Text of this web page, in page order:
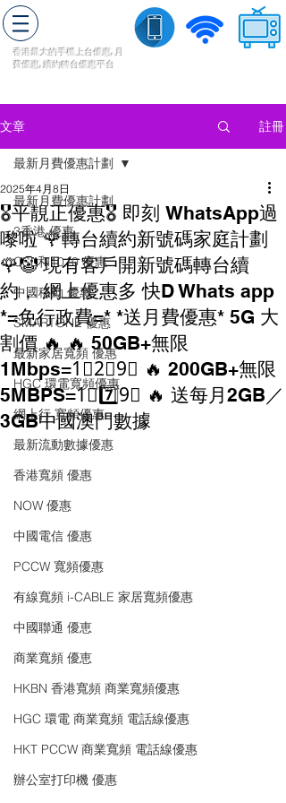
香港最大的手機上台優惠, 月
費優惠,續約轉台優惠平台
文章 註冊
最新月費優惠計劃
3香港 優惠
CSL和1010 優惠
中國移動 優惠
SMARTONE 優惠
最新家居寬頻 優惠
HGC 環電寬頻優惠
網上行 寬頻優惠
最新流動數據優惠
香港寬頻 優惠
NOW 優惠
中國電信 優惠
PCCW 寬頻優惠
有線寬頻 i-CABLE 家居寬頻優惠
中國聯通 優恵
商業寬頻 優恵
HKBN 香港寬頻 商業寬頻優惠
HGC 環電 商業寬頻 電話線優惠
HKT PCCW 商業寬頻 電話線優惠
辦公室打印機 優惠
最新月費優惠計劃
🎖平靚正優惠🎖 即刻 WhatsApp過
嚟啦 🌹轉台續約新號碼家庭計劃
🌹🤡 現有客戶開新號碼轉台續
約， 網上優惠多 快D Whats app
*=免行政費=* *送月費優惠* 5G 大
割價 🔥 🔥 50GB+無限
1Mbps=1⃣2⃣9⃣ 🔥 200GB+無限
5MBPS=1⃣7️⃣9⃣ 🔥 送每月2GB／
3GB中國澳門數據
2025年4月8日